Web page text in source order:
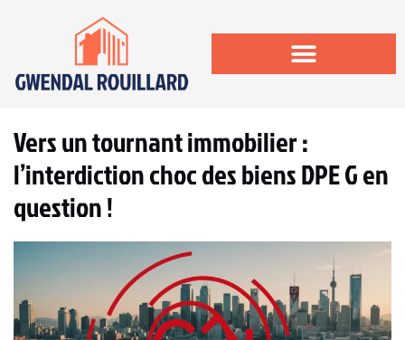
Vers un tournant immobilier :
l’interdiction choc des biens DPE G en
question !